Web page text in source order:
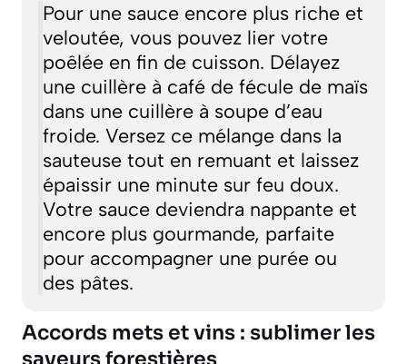
Pour une sauce encore plus riche et
veloutée, vous pouvez lier votre
poêlée en fin de cuisson. Délayez
une cuillère à café de fécule de maïs
dans une cuillère à soupe d’eau
froide. Versez ce mélange dans la
sauteuse tout en remuant et laissez
épaissir une minute sur feu doux.
Votre sauce deviendra nappante et
encore plus gourmande, parfaite
pour accompagner une purée ou
des pâtes.
Accords mets et vins : sublimer les
saveurs forestières